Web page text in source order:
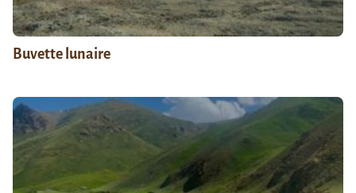
Buvette lunaire